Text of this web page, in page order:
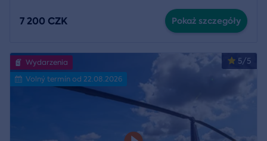
7 200 CZK Pokaż szczegóły
5/5
Wydarzenia
Volný termín od 22.08.2026